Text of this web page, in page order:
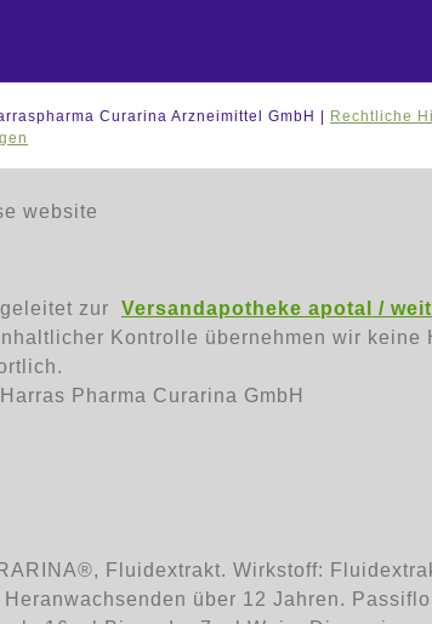
Curarina Arzneimittel GmbH | Rechtliche
website
zur Versandapotheke apotal /
Kontrolle übernehmen wir
Pharma Curarina GmbH
Fluidextrakt. Wirkstoff:
Heranwachsenden über 12 Jahren.